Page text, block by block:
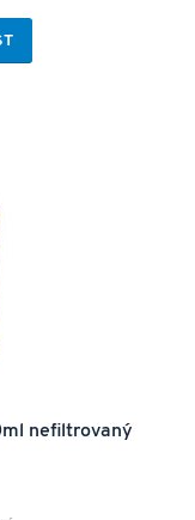
nefiltrovaný